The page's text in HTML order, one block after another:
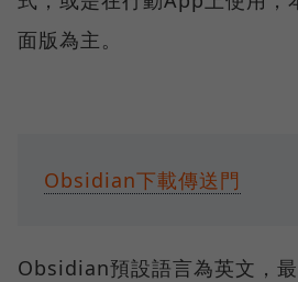
面版為主。
Obsidian下載傳送門
Obsidian預設語言為英文，